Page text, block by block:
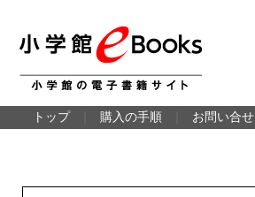
トップ 購入の手順 お問い合せ